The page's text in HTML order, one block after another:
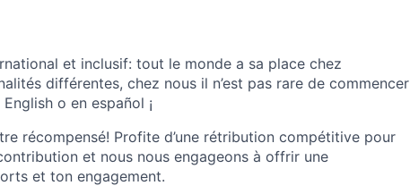
et inclusif: tout le monde a sa place chez
différentes, chez nous il n’est pas rare de commencer
o en español ¡
récompensé! Profite d’une rétribution compétitive pour
et nous nous engageons à offrir une
et ton engagement.